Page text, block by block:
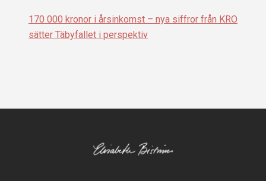
170 000 kronor i årsinkomst – nya siffror från KRO
sätter Täbyfallet i perspektiv